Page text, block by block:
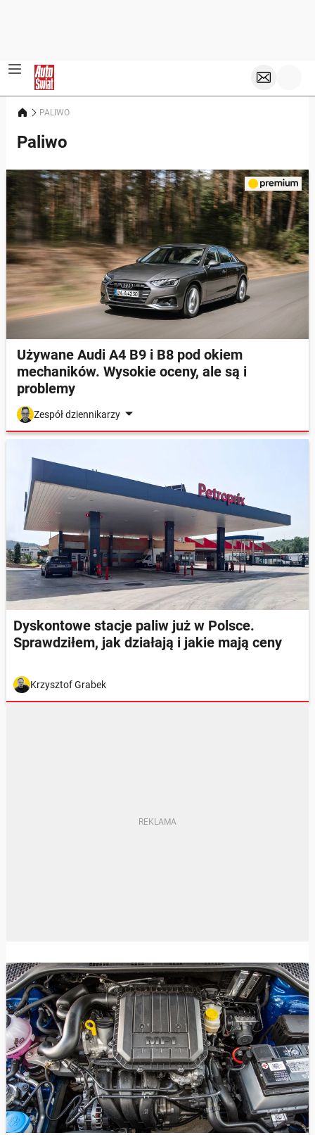
PALIWO
Paliwo
Używane Audi A4 B9 i B8 pod okiem
mechaników. Wysokie oceny, ale są i
problemy
Zespół dziennikarzy
Dyskontowe stacje paliw już w Polsce.
Sprawdziłem, jak działają i jakie mają ceny
Krzysztof Grabek